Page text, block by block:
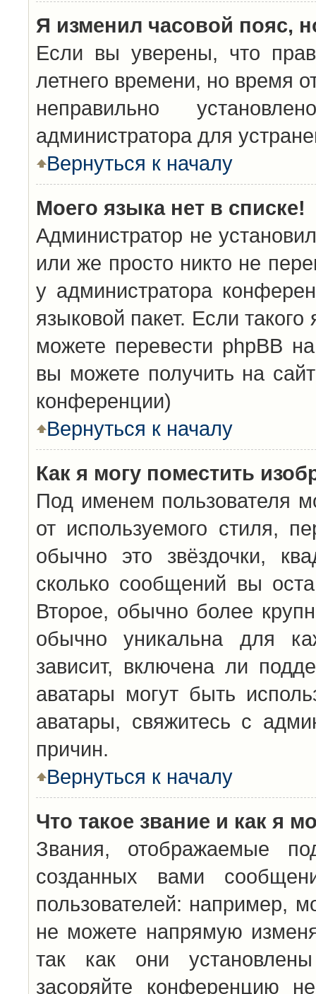
Я изменил часовой пояс,
Если вы уверены, что
летнего времени, но время
неправильно
администратора для
Вернуться к началу
Моего языка нет в списке!
Администратор не
или же просто никто не
у администратора
языковой пакет. Если
можете перевести phpBB
вы можете получить на
конференции)
Вернуться к началу
Как я могу поместить
Под именем пользователя
от используемого стиля,
обычно это звёздочки,
сколько сообщений вы
Второе, обычно более
обычно уникальна для
зависит, включена ли
аватары могут быть
аватары, свяжитесь с
причин.
Вернуться к началу
Что такое звание и как я
Звания, отображаемые
созданных вами
пользователей: например,
не можете напрямую
так как они
засоряйте конференцию